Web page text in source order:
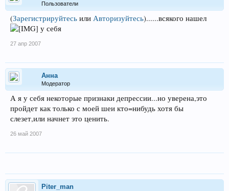
Пользователи
(Зарегистрируйтесь или Авторизуйтесь)......всякого нашел
у себя
27 апр 2007
Анна
Модератор
А я у себя некоторые признаки депрессии...но уверена,это
пройдет как только с моей шеи кто=нибудь хотя бы
слезет,или начнет это ценить.
26 май 2007
Piter_man